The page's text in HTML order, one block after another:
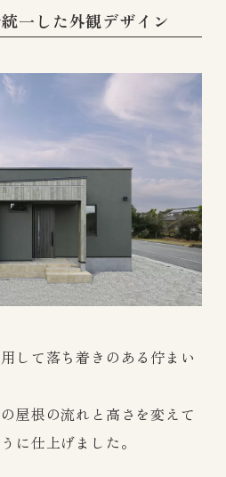
一した外観デザイン
して落ち着きのある佇まい
屋根の流れと高さを変えて
に仕上げました。